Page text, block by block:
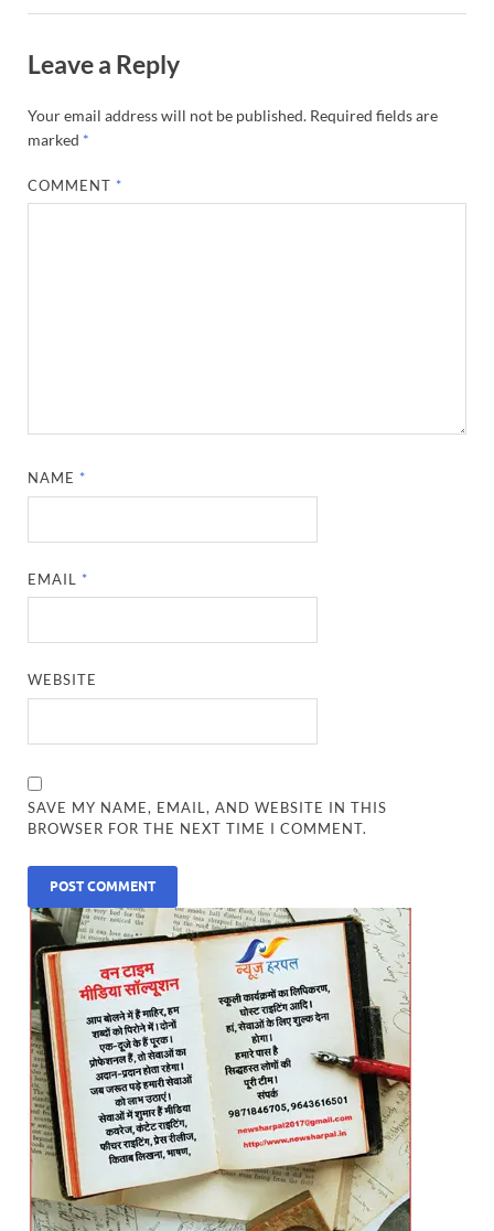
Leave a Reply
Your email address will not be published. Required fields are
marked *
COMMENT *
NAME *
EMAIL *
WEBSITE
SAVE MY NAME, EMAIL, AND WEBSITE IN THIS
BROWSER FOR THE NEXT TIME I COMMENT.